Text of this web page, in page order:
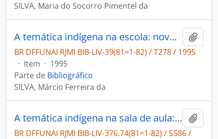
SILVA, Maria do Socorro Pimentel da
A temática indígena na escola: novos subsídios para professores de 1. e 2. graus
BR DFFUNAI RJMI BIB-LIV-39(81=1-82) / T278 / 1995
· Item · 1995
Parte de Bibliográfico
SILVA, Márcio Ferreira da
A temática indígena na sala de aula: reflexões para o ensino a partir da Lei 11.645/2008.
BR DFFUNAI RJMI BIB-LIV-376.74(81=1-82) / S586 /